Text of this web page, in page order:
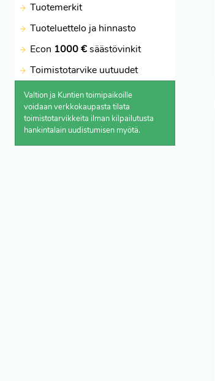
Tuotemerkit
Tuoteluettelo ja hinnasto
Econ 1000 €säästövinkit
Toimistotarvike uutuudet
Valtion ja Kuntien toimipaikoille
voidaan verkkokaupasta tilata
toimistotarvikkeita ilman kilpailutusta
hankintalain uudistumisen myötä.